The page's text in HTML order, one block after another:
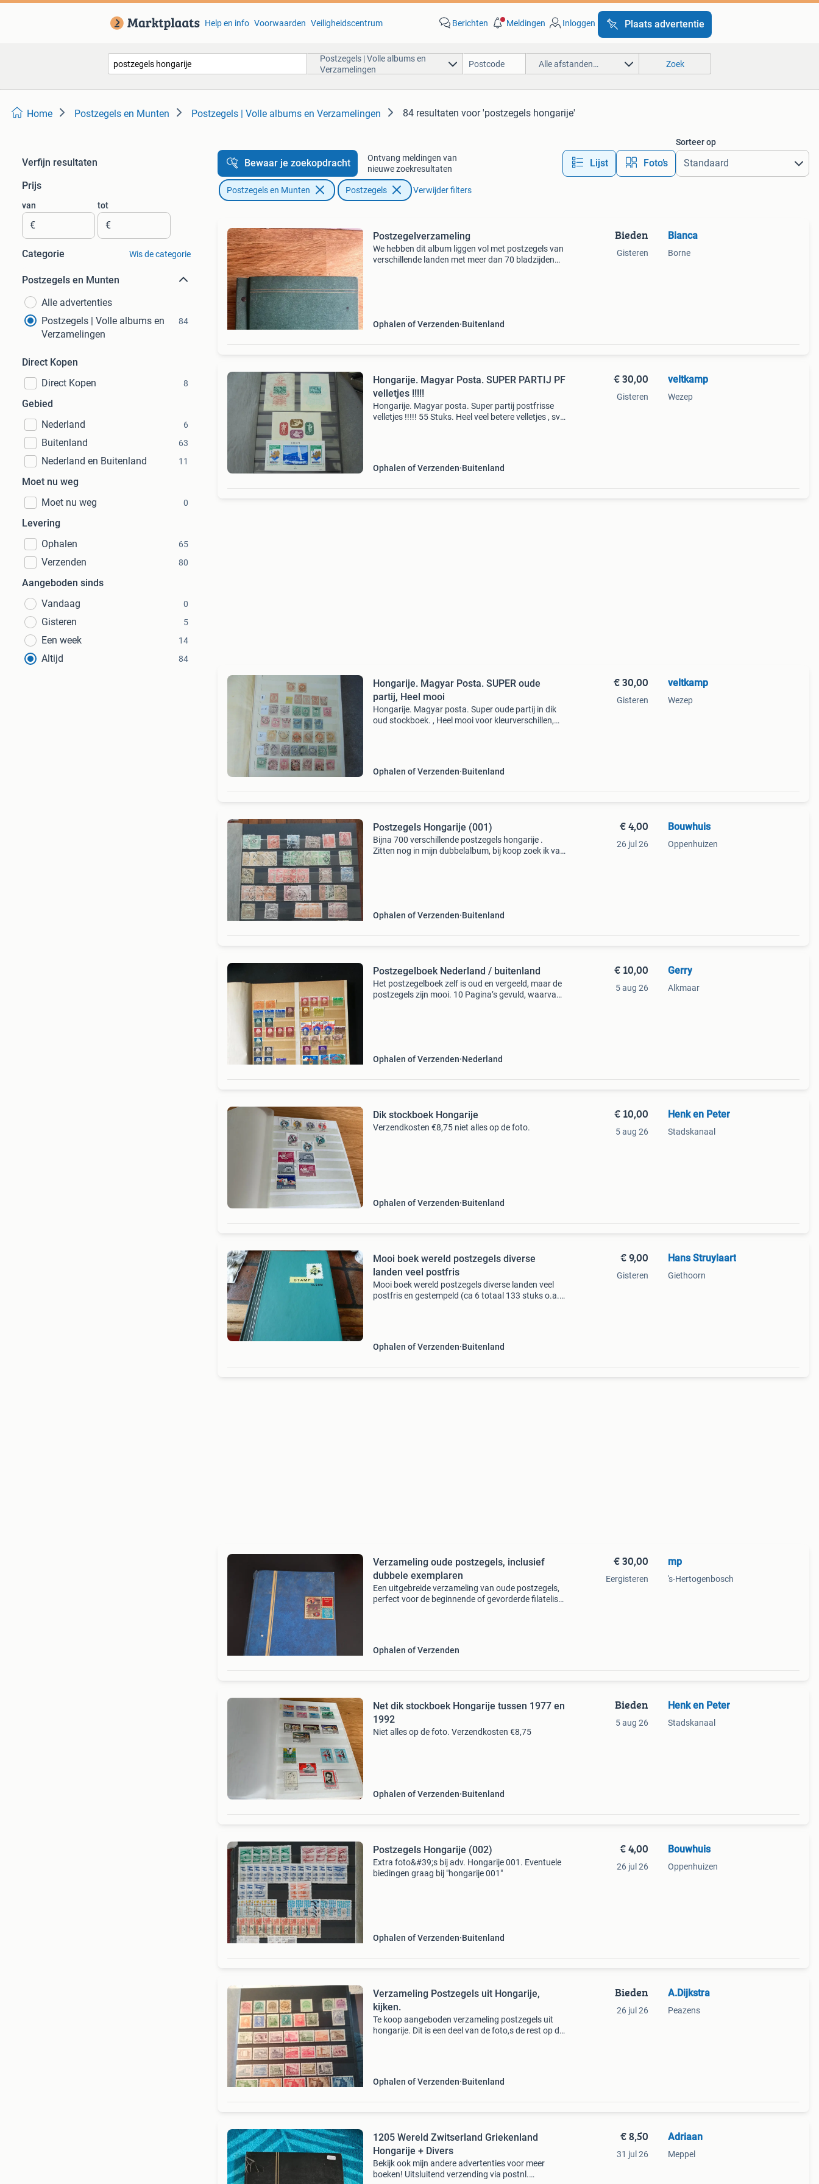
Help en info Voorwaarden Veiligheidscentrum Berichten Meldingen Inloggen Plaats advertentie
Postzegels | Volle albums en
Verzamelingen
Alle afstanden… Zoek
Home Postzegels en Munten Postzegels | Volle albums en Verzamelingen 84 resultaten voor 'postzegels hongarije'
Verfijn resultaten
Prijs
van
€
tot
€
Categorie Wis de categorie
Postzegels en Munten
Alle advertenties
Postzegels | Volle albums en
Verzamelingen
84
Direct Kopen
Direct Kopen
8
Gebied
Nederland
6
Buitenland 63
Nederland en Buitenland 11
Moet nu weg
Moet nu weg
0
Levering
Ophalen
65
Verzenden 80
Aangeboden sinds
Vandaag
0
Gisteren 5
Een week 14
Altijd 84
Bewaar je zoekopdracht
Ontvang meldingen van
nieuwe zoekresultaten
Lijst Foto’s
Sorteer op
Postzegels en Munten Postzegels Verwijder filters
Postzegelverzameling
We hebben dit album liggen vol met postzegels van
verschillende landen met meer dan 70 bladzijden
Ophalen of Verzenden Buitenland
Bieden
Gisteren
Bianca
Borne
Hongarije. Magyar Posta. SUPER PARTIJ PF
velletjes !!!!!
Hongarije. Magyar posta. Super partij postfrisse
velletjes !!!!! 55 Stuks. Heel veel betere velletjes , svp
Ophalen of Verzenden Buitenland
€ 30,00
Gisteren
veltkamp
Wezep
Hongarije. Magyar Posta. SUPER oude
partij, Heel mooi
Hongarije. Magyar posta. Super oude partij in dik
oud stockboek. , Heel mooi voor kleurverschillen,
Ophalen of Verzenden Buitenland
€ 30,00
Gisteren
veltkamp
Wezep
Postzegels Hongarije (001)
Bijna 700 verschillende postzegels hongarije .
Zitten nog in mijn dubbelalbum, bij koop zoek ik van
Ophalen of Verzenden Buitenland
€ 4,00
26 jul 26
Bouwhuis
Oppenhuizen
Postzegelboek Nederland / buitenland
Het postzegelboek zelf is oud en vergeeld, maar de
postzegels zijn mooi. 10 Pagina’s gevuld, waarvan
Ophalen of Verzenden Nederland
€ 10,00
5 aug 26
Gerry
Alkmaar
Dik stockboek Hongarije
Verzendkosten €8,75 niet alles op de foto.
Ophalen of Verzenden Buitenland
€ 10,00
5 aug 26
Henk en Peter
Stadskanaal
Mooi boek wereld postzegels diverse
landen veel postfris
Mooi boek wereld postzegels diverse landen veel
postfris en gestempeld (ca 6 totaal 133 stuks o.a.
Ophalen of Verzenden Buitenland
€ 9,00
Gisteren
Hans Struylaart
Giethoorn
Verzameling oude postzegels, inclusief
dubbele exemplaren
Een uitgebreide verzameling van oude postzegels,
perfect voor de beginnende of gevorderde filatelist.
Ophalen of Verzenden
€ 30,00
Eergisteren
mp
's-Hertogenbosch
Net dik stockboek Hongarije tussen 1977 en
1992
Niet alles op de foto. Verzendkosten €8,75
Ophalen of Verzenden Buitenland
Bieden
5 aug 26
Henk en Peter
Stadskanaal
Postzegels Hongarije (002)
Extra foto&#39;s bij adv. Hongarije 001. Eventuele
biedingen graag bij "hongarije 001"
Ophalen of Verzenden Buitenland
€ 4,00
26 jul 26
Bouwhuis
Oppenhuizen
Verzameling Postzegels uit Hongarije,
kijken.
Te koop aangeboden verzameling postzegels uit
hongarije. Dit is een deel van de foto,s de rest op de
Ophalen of Verzenden Buitenland
Bieden
26 jul 26
A.Dijkstra
Peazens
1205 Wereld Zwitserland Griekenland
Hongarije + Divers
Bekijk ook mijn andere advertenties voor meer
boeken! Uitsluitend verzending via postnl.
€ 8,50
31 jul 26
Adriaan
Meppel